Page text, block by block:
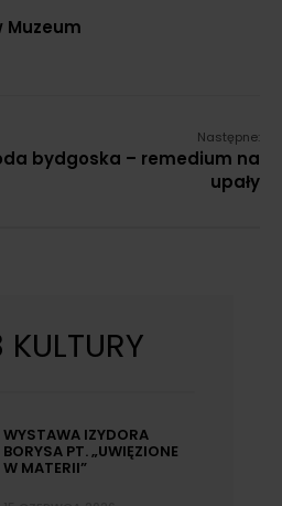
Następne:
bydgoska – remedium na
upały
WYSTAWA IZYDORA
BORYSA PT. „UWIĘZIONE
W MATERII”